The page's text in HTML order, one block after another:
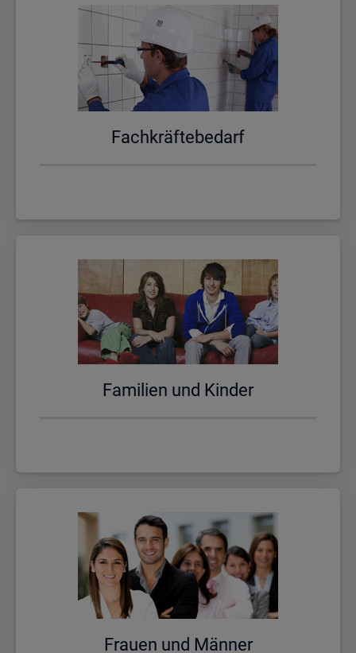
Fach­kräf­te­be­darf
Fa­mi­li­en und Kin­der
Frau­en und Män­ner